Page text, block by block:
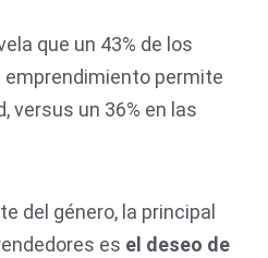
que un 43% de los
emprendimiento permite
versus un 36% en las
del género, la principal
es el deseo de